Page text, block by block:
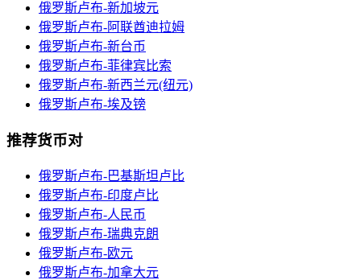
俄罗斯卢布-新加坡元
俄罗斯卢布-阿联酋迪拉姆
俄罗斯卢布-新台币
俄罗斯卢布-菲律宾比索
俄罗斯卢布-新西兰元(纽元)
俄罗斯卢布-埃及镑
推荐货币对
俄罗斯卢布-巴基斯坦卢比
俄罗斯卢布-印度卢比
俄罗斯卢布-人民币
俄罗斯卢布-瑞典克朗
俄罗斯卢布-欧元
俄罗斯卢布-加拿大元